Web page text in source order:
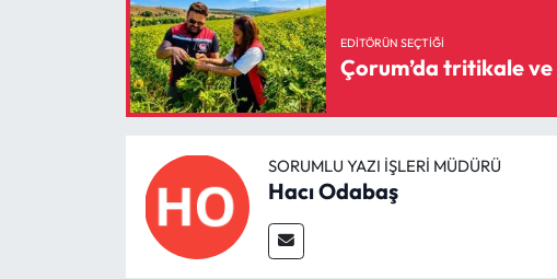
EDITÖRÜN SEÇTIĞI
Çorum’da tritikale ve
SORUMLU YAZI İŞLERI MÜDÜRÜ
Hacı Odabaş